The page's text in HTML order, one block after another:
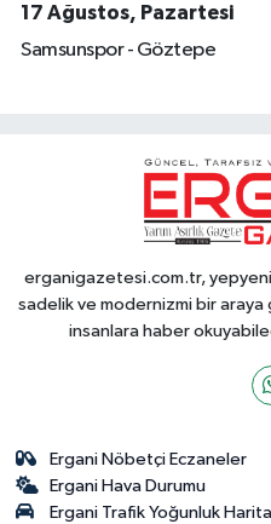
17 Ağustos, Pazartesi
Samsunspor - Göztepe
erganigazetesi.com.tr,
sadelik ve modernizmi bir araya
insanlara haber
Ergani Nöbetçi Eczaneler
Ergani Hava Durumu
Ergani Trafik Yoğunluk